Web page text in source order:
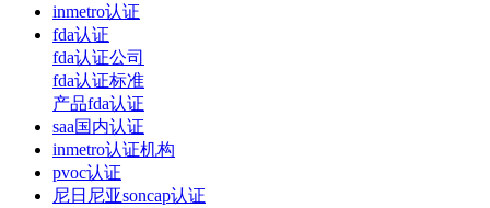
inmetro认证
fda认证
fda认证公司
fda认证标准
产品fda认证
saa国内认证
inmetro认证机构
pvoc认证
尼日尼亚soncap认证